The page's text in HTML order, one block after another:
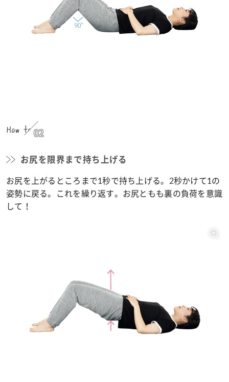
How to 02
お尻を限界まで持ち上げる
お尻を上がるところまで1秒で持ち上げる。2秒かけて1の
姿勢に戻る。これを繰り返す。お尻ともも裏の負荷を意識
して！